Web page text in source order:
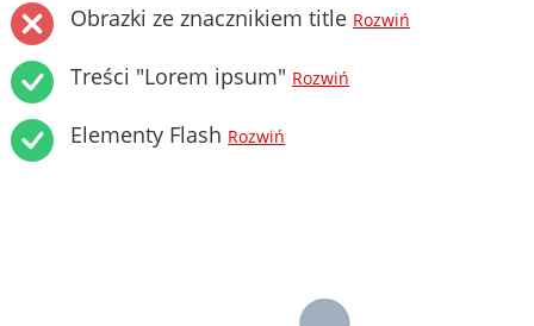
Obrazki ze znacznikiem title Rozwiń
Treści "Lorem ipsum" Rozwiń
Elementy Flash Rozwiń